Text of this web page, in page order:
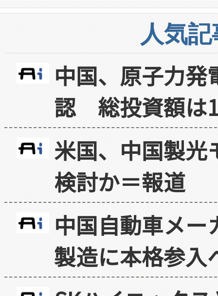
人気
中国、原子力
認 総投資額は
米国、中国製光
検討か＝報道
中国自動車メ
製造に本格参入